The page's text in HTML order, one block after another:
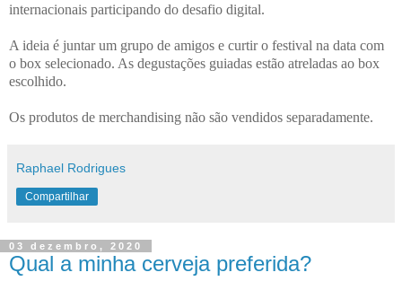
internacionais participando do desafio digital.
A ideia é juntar um grupo de amigos e curtir o festival na data com
o box selecionado. As degustações guiadas estão atreladas ao box
escolhido.
Os produtos de merchandising não são vendidos separadamente.
Raphael Rodrigues
Compartilhar
03 dezembro, 2020
Qual a minha cerveja preferida?